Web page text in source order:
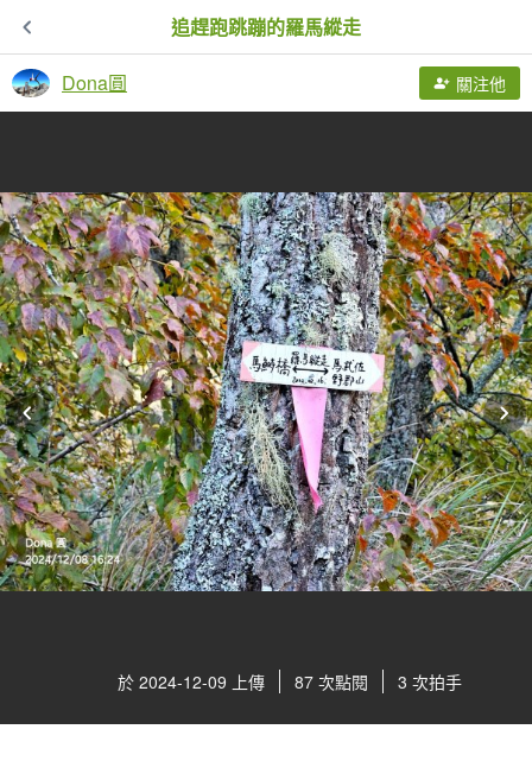
追趕跑跳蹦的羅馬縱走
Dona圓 關注他
於 2024-12-09 上傳 87 次點閱 3 次拍手